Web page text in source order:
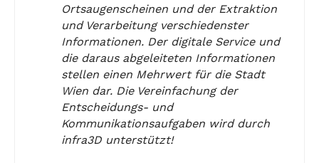
Ortsaugenscheinen und der Extraktion
und Verarbeitung verschiedenster
Informationen. Der digitale Service und
die daraus abgeleiteten Informationen
stellen einen Mehrwert für die Stadt
Wien dar. Die Vereinfachung der
Entscheidungs- und
Kommunikationsaufgaben wird durch
infra3D unterstützt!